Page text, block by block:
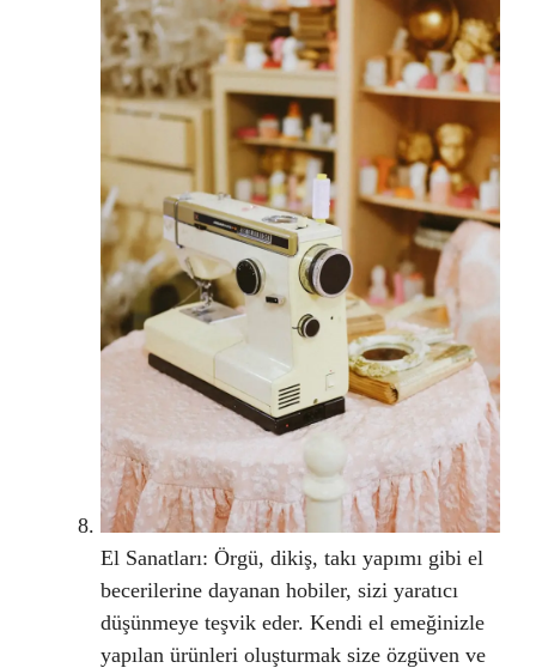
El Sanatları: Örgü, dikiş, takı yapımı gibi el
becerilerine dayanan hobiler, sizi yaratıcı
düşünmeye teşvik eder. Kendi el emeğinizle
yapılan ürünleri oluşturmak size özgüven ve